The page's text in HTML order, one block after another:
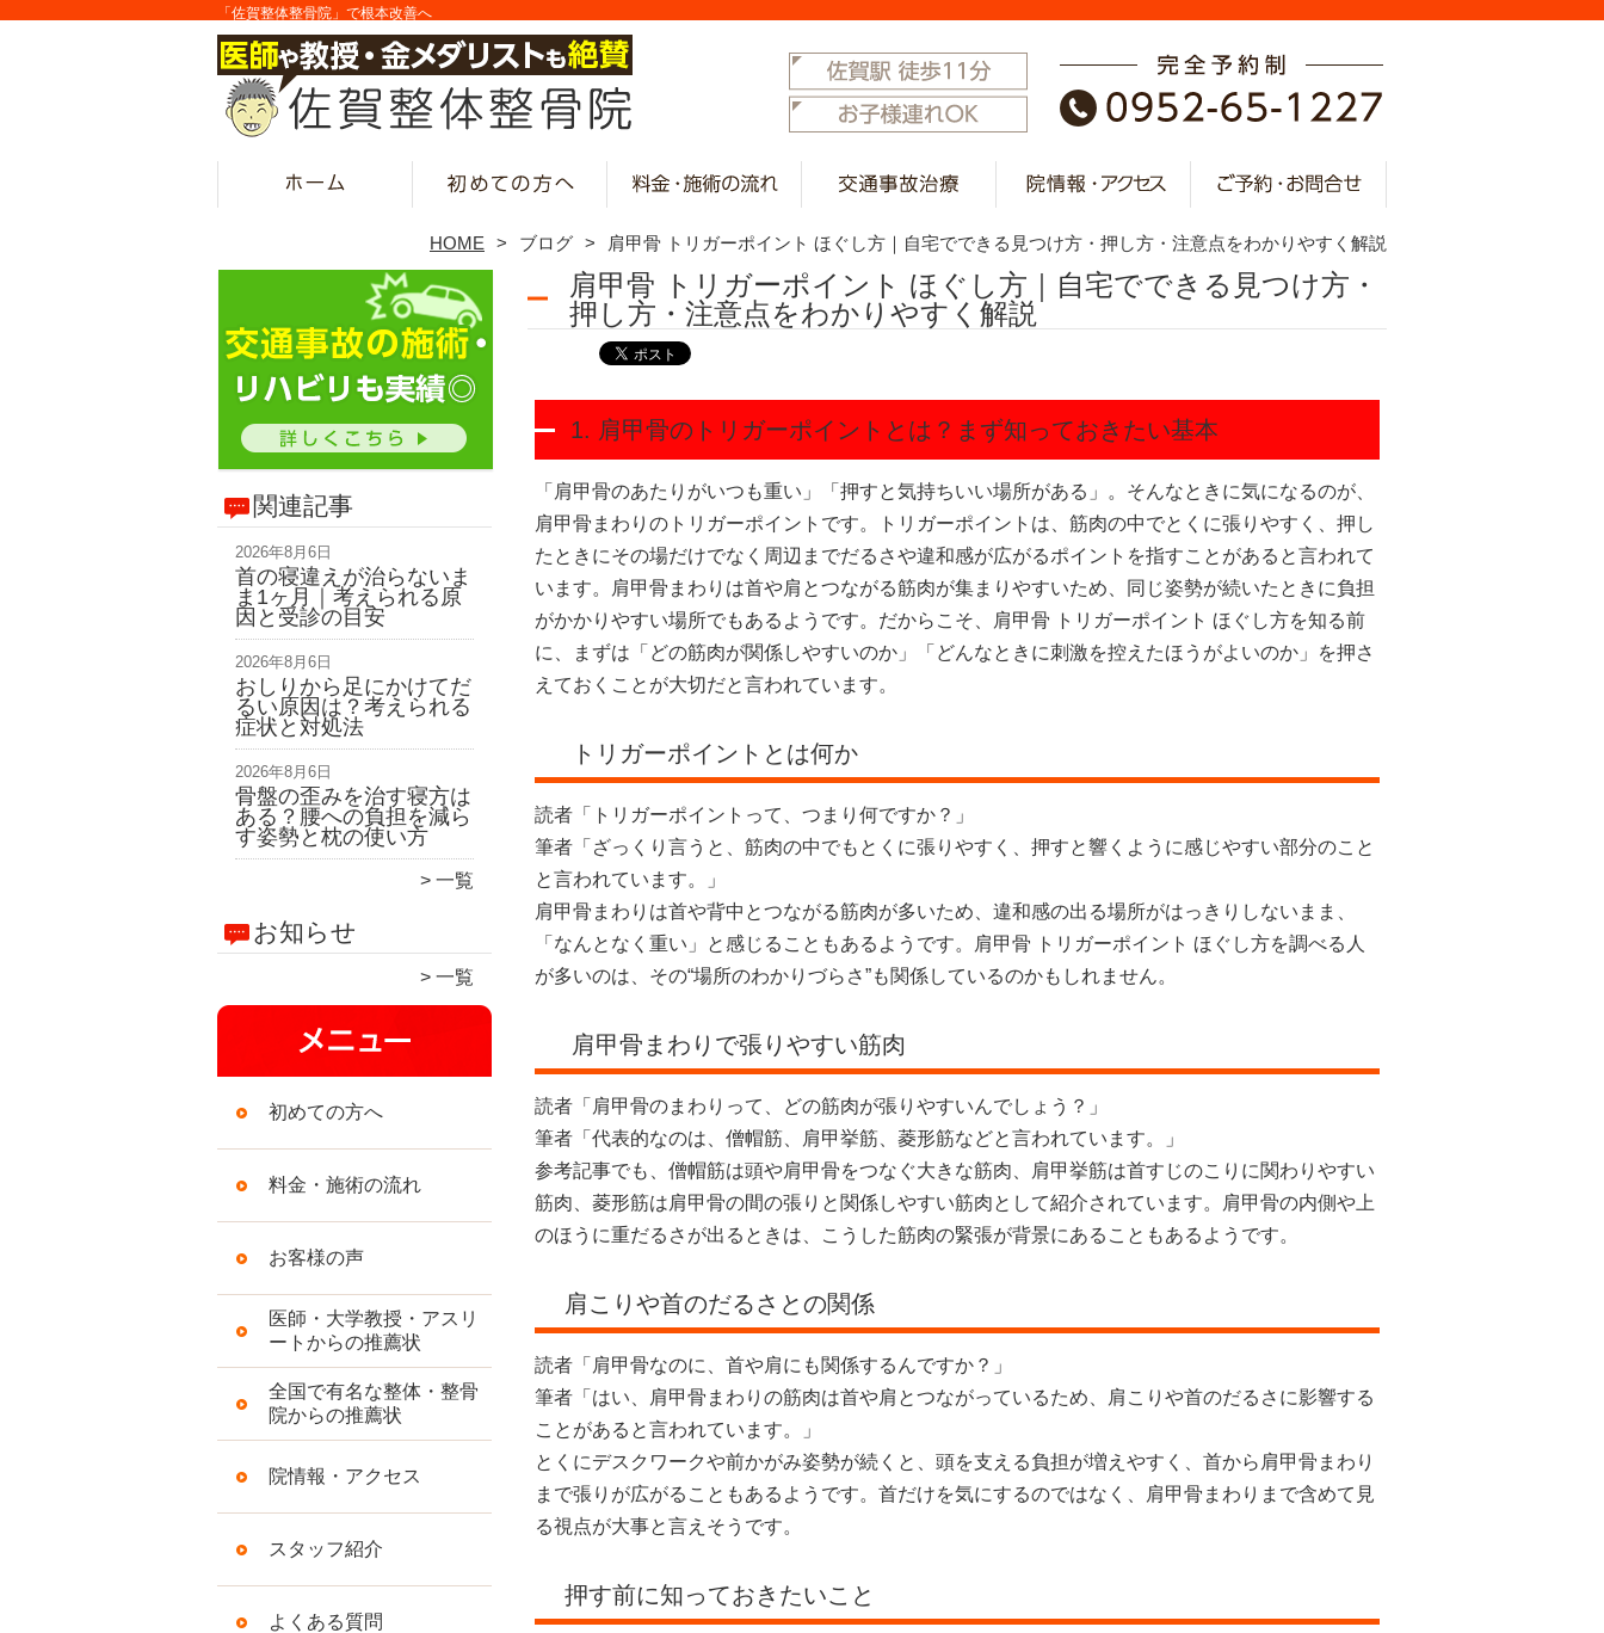
「佐賀整体整骨院」で根本改善へ
HOME ブログ 肩甲骨 トリガーポイント ほぐし方｜自宅でできる見つけ方・押し方・注意点をわかりやすく解説
関連記事
2026年8月6日
首の寝違えが治らないま
ま1ヶ月｜考えられる原
因と受診の目安
2026年8月6日
おしりから足にかけてだ
るい原因は？考えられる
症状と対処法
2026年8月6日
骨盤の歪みを治す寝方は
ある？腰への負担を減ら
す姿勢と枕の使い方
一覧
お知らせ
一覧
初めての方へ
料金・施術の流れ
お客様の声
医師・大学教授・アスリ
ートからの推薦状
全国で有名な整体・整骨
院からの推薦状
院情報・アクセス
スタッフ紹介
よくある質問
肩甲骨 トリガーポイント ほぐし方｜自宅でできる見つけ方・
押し方・注意点をわかりやすく解説
1. 肩甲骨のトリガーポイントとは？まず知っておきたい基本
「肩甲骨のあたりがいつも重い」「押すと気持ちいい場所がある」。そんなときに気になるのが、
肩甲骨まわりのトリガーポイントです。トリガーポイントは、筋肉の中でとくに張りやすく、押し
たときにその場だけでなく周辺までだるさや違和感が広がるポイントを指すことがあると言われて
います。肩甲骨まわりは首や肩とつながる筋肉が集まりやすいため、同じ姿勢が続いたときに負担
がかかりやすい場所でもあるようです。だからこそ、肩甲骨 トリガーポイント ほぐし方を知る前
に、まずは「どの筋肉が関係しやすいのか」「どんなときに刺激を控えたほうがよいのか」を押さ
えておくことが大切だと言われています。
トリガーポイントとは何か
読者「トリガーポイントって、つまり何ですか？」
筆者「ざっくり言うと、筋肉の中でもとくに張りやすく、押すと響くように感じやすい部分のこと
と言われています。」
肩甲骨まわりは首や背中とつながる筋肉が多いため、違和感の出る場所がはっきりしないまま、
「なんとなく重い」と感じることもあるようです。肩甲骨 トリガーポイント ほぐし方を調べる人
が多いのは、その“場所のわかりづらさ”も関係しているのかもしれません。
肩甲骨まわりで張りやすい筋肉
読者「肩甲骨のまわりって、どの筋肉が張りやすいんでしょう？」
筆者「代表的なのは、僧帽筋、肩甲挙筋、菱形筋などと言われています。」
参考記事でも、僧帽筋は頭や肩甲骨をつなぐ大きな筋肉、肩甲挙筋は首すじのこりに関わりやすい
筋肉、菱形筋は肩甲骨の間の張りと関係しやすい筋肉として紹介されています。肩甲骨の内側や上
のほうに重だるさが出るときは、こうした筋肉の緊張が背景にあることもあるようです。
肩こりや首のだるさとの関係
読者「肩甲骨なのに、首や肩にも関係するんですか？」
筆者「はい、肩甲骨まわりの筋肉は首や肩とつながっているため、肩こりや首のだるさに影響する
ことがあると言われています。」
とくにデスクワークや前かがみ姿勢が続くと、頭を支える負担が増えやすく、首から肩甲骨まわり
まで張りが広がることもあるようです。首だけを気にするのではなく、肩甲骨まわりまで含めて見
る視点が大事と言えそうです。
押す前に知っておきたいこと